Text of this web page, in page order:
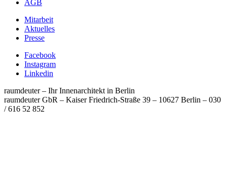
AGB
Mitarbeit
Aktuelles
Presse
Facebook
Instagram
Linkedin
raumdeuter – Ihr Innenarchitekt in Berlin
raumdeuter GbR – Kaiser Friedrich-Straße 39 – 10627 Berlin – 030
/ 616 52 852